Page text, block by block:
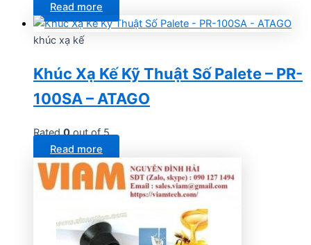
Read more
khúc xạ kế
Khúc Xạ Kế Kỹ Thuật Số Palete – PR-
100SA – ATAGO
Rated0out of 5
Read more